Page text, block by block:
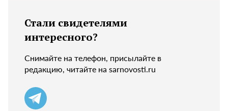
Стали свидетелями
интересного?
Снимайте на телефон, присылайте в
редакцию, читайте на sarnovosti.ru